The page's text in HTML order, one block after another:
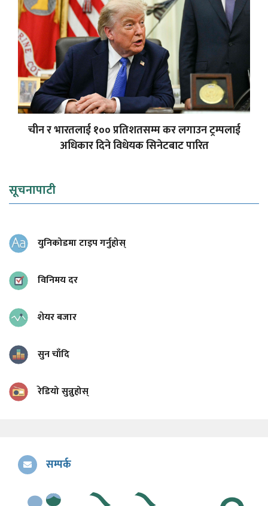
चीन र ‍भारतलाई १०० प्रतिशतसम्म कर लगाउन ट्रम्पलाई
अधिकार दिने विधेयक सिनेटबाट पारित
सूचनापाटी
युनिकोडमा टाइप गर्नुहोस्
विनिमय दर
शेयर बजार
सुन चाँदि
रेडियो सुन्नुहोस्
सम्पर्क